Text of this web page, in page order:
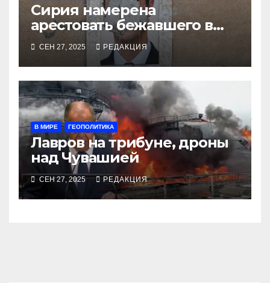
Сирия намерена
арестовать бежавшего в
Москву экс-диктатора
СЕН 27, 2025 РЕДАКЦИЯ
В МИРЕ ГЕОПОЛИТИКА
Лавров на трибуне, дроны
над Чувашией
СЕН 27, 2025 РЕДАКЦИЯ